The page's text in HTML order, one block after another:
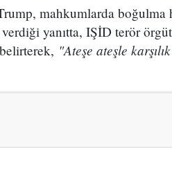
mahkumlarda boğulma
yanıtta, IŞİD terör
belirterek, "Ateşe ateşle